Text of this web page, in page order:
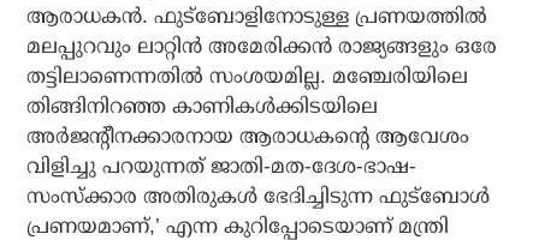
ആരാധകന്‍. ഫുട്ബോളിനോടുള്ള പ്രണയത്തില്‍
മലപ്പുറവും ലാറ്റിന്‍ അമേരിക്കന്‍ രാജ്യങ്ങളും ഒരേ
തട്ടിലാണെന്നതില്‍ സംശയമില്ല. മഞ്ചേരിയിലെ
തിങ്ങിനിറഞ്ഞ കാണികള്‍ക്കിടയിലെ
അര്‍ജന്റീനക്കാരനായ ആരാധകന്റെ ആവേശം
വിളിച്ചു പറയുന്നത് ജാതി-മത-ദേശ-ഭാഷ-
സംസ്‌ക്കാര അതിരുകള്‍ ഭേദിച്ചിടുന്ന ഫുട്ബോള്‍
പ്രണയമാണ്,’ എന്ന കുറിപ്പോടെയാണ് മന്ത്രി